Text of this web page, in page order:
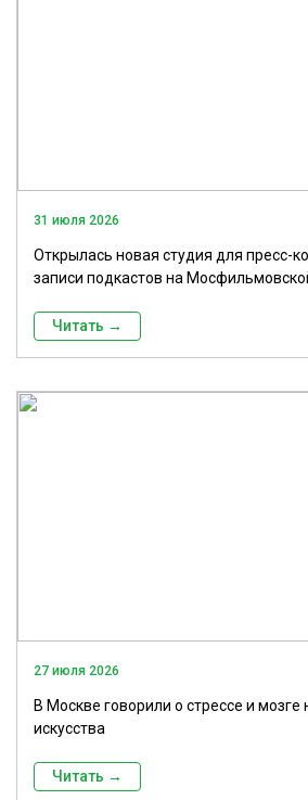
31 июля 2026
Открылась новая студия для пресс-
записи подкастов на
Читать →
27 июля 2026
В Москве говорили о стрессе и мозге
искусства
Читать →